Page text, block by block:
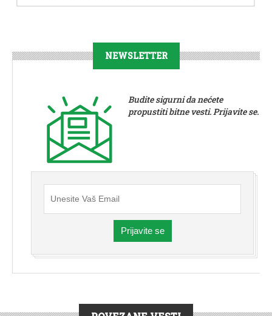
NEWSLETTER
Budite sigurni da nećete
propustiti bitne vesti. Prijavite se.
Prijavite se